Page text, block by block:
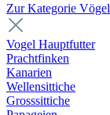
Zur Kategorie Vögel
Vogel Hauptfutter
Prachtfinken
Kanarien
Wellensittiche
Grosssittiche